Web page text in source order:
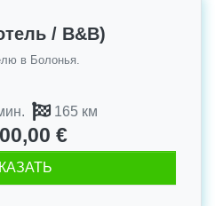
/ B&B)
в Болонья.
165 км
€